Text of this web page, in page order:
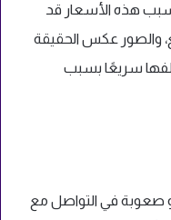
هذه الأسعار قد
والصور عكس الحقيقة
سريعًا بسبب
صعوبة في التواصل مع